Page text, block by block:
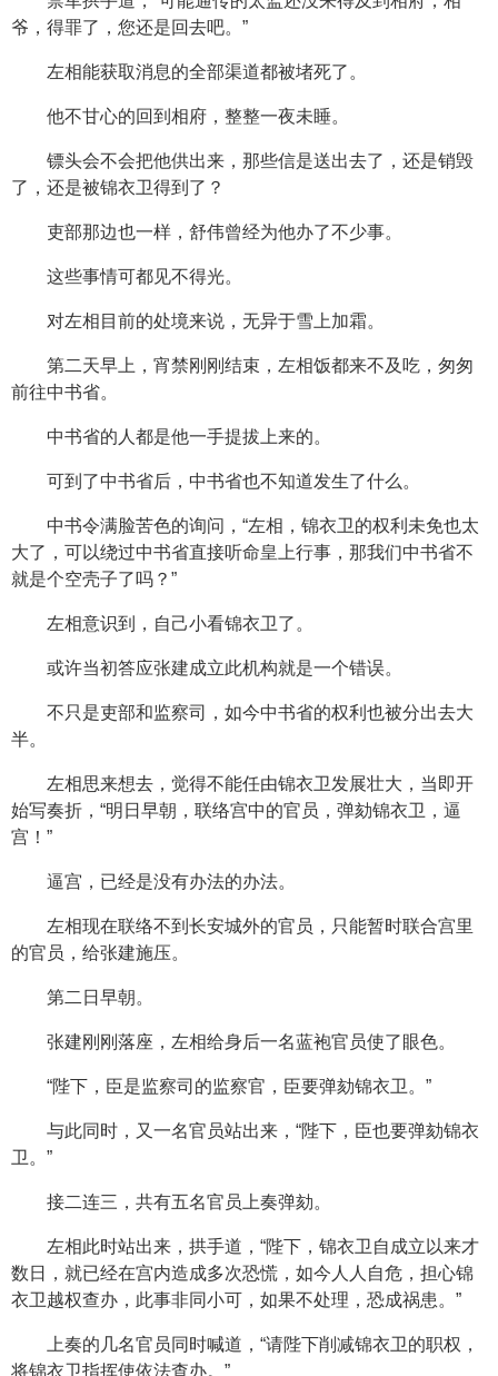
爷，得罪了，您还是回去吧。”
左相能获取消息的全部渠道都被堵死了。
他不甘心的回到相府，整整一夜未睡。
镖头会不会把他供出来，那些信是送出去了，还是销毁
了，还是被锦衣卫得到了？
吏部那边也一样，舒伟曾经为他办了不少事。
这些事情可都见不得光。
对左相目前的处境来说，无异于雪上加霜。
第二天早上，宵禁刚刚结束，左相饭都来不及吃，匆匆
前往中书省。
中书省的人都是他一手提拔上来的。
可到了中书省后，中书省也不知道发生了什么。
中书令满脸苦色的询问，“左相，锦衣卫的权利未免也太
大了，可以绕过中书省直接听命皇上行事，那我们中书省不
就是个空壳子了吗？”
左相意识到，自己小看锦衣卫了。
或许当初答应张建成立此机构就是一个错误。
不只是吏部和监察司，如今中书省的权利也被分出去大
半。
左相思来想去，觉得不能任由锦衣卫发展壮大，当即开
始写奏折，“明日早朝，联络宫中的官员，弹劾锦衣卫，逼
宫！”
逼宫，已经是没有办法的办法。
左相现在联络不到长安城外的官员，只能暂时联合宫里
的官员，给张建施压。
第二日早朝。
张建刚刚落座，左相给身后一名蓝袍官员使了眼色。
“陛下，臣是监察司的监察官，臣要弹劾锦衣卫。”
与此同时，又一名官员站出来，“陛下，臣也要弹劾锦衣
卫。”
接二连三，共有五名官员上奏弹劾。
左相此时站出来，拱手道，“陛下，锦衣卫自成立以来才
数日，就已经在宫内造成多次恐慌，如今人人自危，担心锦
衣卫越权查办，此事非同小可，如果不处理，恐成祸患。”
上奏的几名官员同时喊道，“请陛下削减锦衣卫的职权，
将锦衣卫指挥使依法查办。”